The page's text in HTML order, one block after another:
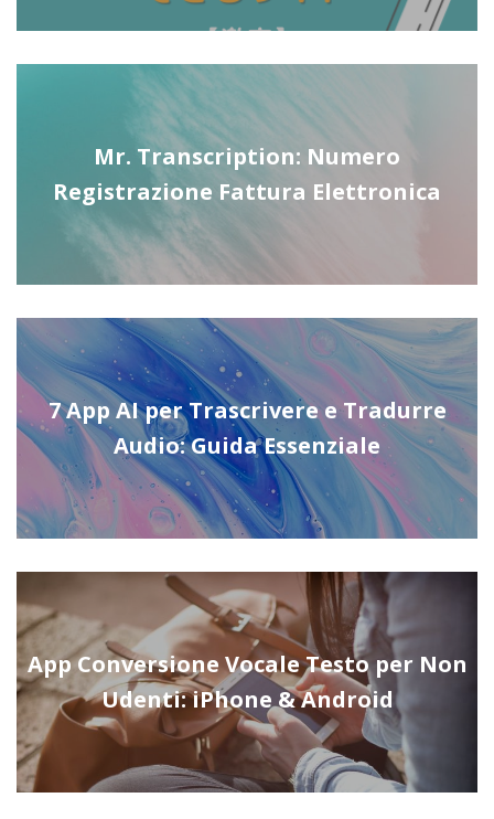
Mr. Transcription: Numero
Registrazione Fattura Elettronica
7 App AI per Trascrivere e Tradurre
Audio: Guida Essenziale
App Conversione Vocale Testo per Non
Udenti: iPhone & Android